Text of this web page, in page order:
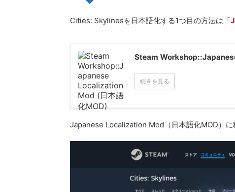
Cities: Skylinesを日本語化する1つ目の方法は「
Steam
続きを見る
Japanese Localization Mod（日本語化MOD）に